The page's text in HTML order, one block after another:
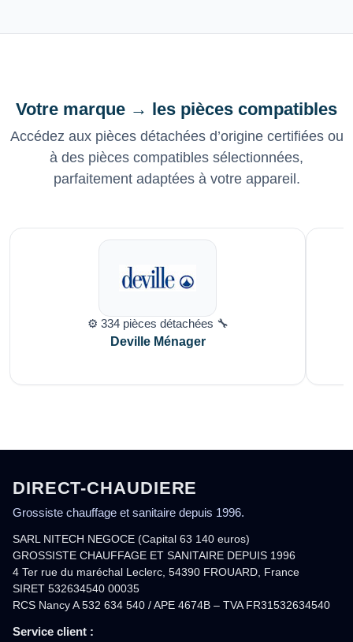
Votre marque → les pièces compatibles
Accédez aux pièces détachées d’origine certifiées ou
à des pièces compatibles sélectionnées,
parfaitement adaptées à votre appareil.
⚙️ 334 pièces détachées 🔧
Deville Ménager
DIRECT-CHAUDIERE
Grossiste chauffage et sanitaire depuis 1996.
SARL NITECH NEGOCE (Capital 63 140 euros)
GROSSISTE CHAUFFAGE ET SANITAIRE DEPUIS 1996
4 Ter rue du maréchal Leclerc, 54390 FROUARD, France
SIRET 532634540 00035
RCS Nancy A 532 634 540 / APE 4674B – TVA FR31532634540
Service client :